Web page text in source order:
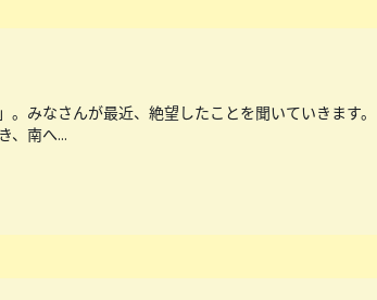
。みなさんが最近、絶望したことを聞いていきます
、南へ...